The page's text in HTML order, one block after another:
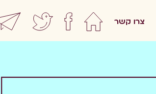
צרו קשר home
facebook
twitter